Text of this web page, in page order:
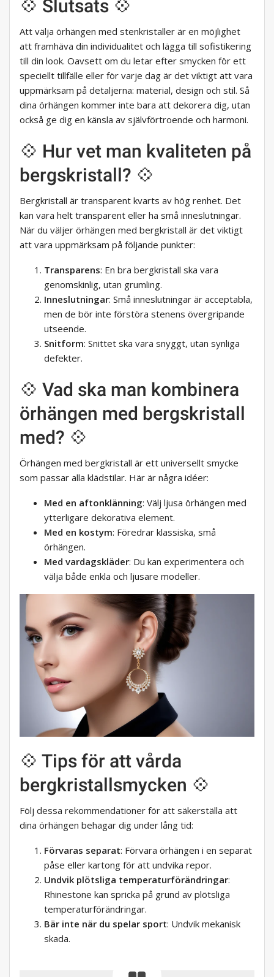
💠 Slutsats 💠
Att välja örhängen med stenkristaller är en möjlighet
att framhäva din individualitet och lägga till sofistikering
till din look. Oavsett om du letar efter smycken för ett
speciellt tillfälle eller för varje dag är det viktigt att vara
uppmärksam på detaljerna: material, design och stil. Så
dina örhängen kommer inte bara att dekorera dig, utan
också ge dig en känsla av självförtroende och harmoni.
💠 Hur vet man kvaliteten på
bergskristall? 💠
Bergkristall är transparent kvarts av hög renhet. Det
kan vara helt transparent eller ha små inneslutningar.
När du väljer örhängen med bergkristall är det viktigt
att vara uppmärksam på följande punkter:
Transparens: En bra bergkristall ska vara
genomskinlig, utan grumling.
Inneslutningar: Små inneslutningar är acceptabla,
men de bör inte förstöra stenens övergripande
utseende.
Snitform: Snittet ska vara snyggt, utan synliga
defekter.
💠 Vad ska man kombinera
örhängen med bergskristall
med? 💠
Örhängen med bergkristall är ett universellt smycke
som passar alla klädstilar. Här är några idéer:
Med en aftonklänning: Välj ljusa örhängen med
ytterligare dekorativa element.
Med en kostym: Föredrar klassiska, små
örhängen.
Med vardagskläder: Du kan experimentera och
välja både enkla och ljusare modeller.
💠 Tips för att vårda
bergkristallsmycken 💠
Följ dessa rekommendationer för att säkerställa att
dina örhängen behagar dig under lång tid:
Förvaras separat: Förvara örhängen i en separat
påse eller kartong för att undvika repor.
Undvik plötsliga temperaturförändringar:
Rhinestone kan spricka på grund av plötsliga
temperaturförändringar.
Bär inte när du spelar sport: Undvik mekanisk
skada.